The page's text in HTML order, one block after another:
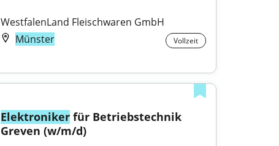
WestfalenLand Fleischwaren GmbH
Münster
Vollzeit
Elektroniker für Betriebstechnik
Greven (w/m/d)